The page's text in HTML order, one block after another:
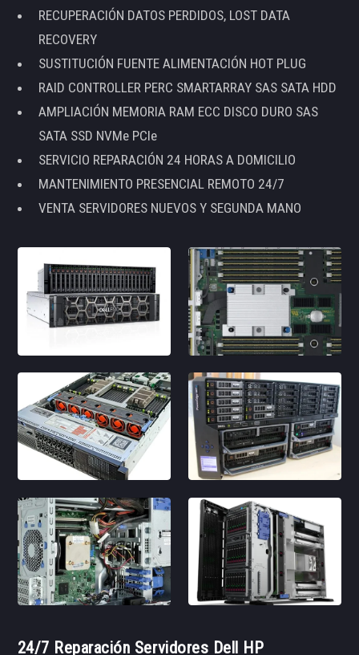
RECUPERACIÓN DATOS PERDIDOS, LOST DATA
RECOVERY
SUSTITUCIÓN FUENTE ALIMENTACIÓN HOT PLUG
RAID CONTROLLER PERC SMARTARRAY SAS SATA HDD
AMPLIACIÓN MEMORIA RAM ECC DISCO DURO SAS
SATA SSD NVMe PCIe
SERVICIO REPARACIÓN 24 HORAS A DOMICILIO
MANTENIMIENTO PRESENCIAL REMOTO 24/7
VENTA SERVIDORES NUEVOS Y SEGUNDA MANO
24/7 Reparación Servidores Dell HP